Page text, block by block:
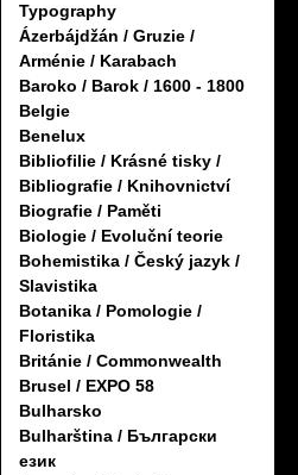
Typography
Ázerbájdžán / Gruzie /
Arménie / Karabach
Baroko / Barok / 1600 - 1800
Belgie
Benelux
Bibliofilie / Krásné tisky /
Bibliografie / Knihovnictví
Biografie / Paměti
Biologie / Evoluční teorie
Bohemistika / Český jazyk /
Slavistika
Botanika / Pomologie /
Floristika
Británie / Commonwealth
Brusel / EXPO 58
Bulharsko
Bulharština / Български
език